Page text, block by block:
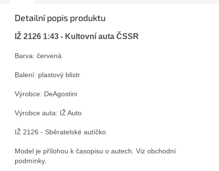
Detailní popis produktu
IŽ 2126 1:43 - Kultovní auta ČSSR
Barva: červená
Balení: plastový blistr
Výrobce: DeAgostini
Výrobce auta: IŽ Auto
IŽ 2126 - Sběratelské autíčko
Model je přílohou k časopisu o autech. Viz obchodní
podmínky.